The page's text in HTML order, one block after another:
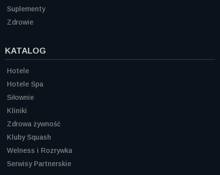
Suplementy
Zdrowie
KATALOG
Hotele
Hotele Spa
Siłownie
Kliniki
Zdrowa żywność
Kluby Squash
Welness i Rozrywka
Serwisy Partnerskie